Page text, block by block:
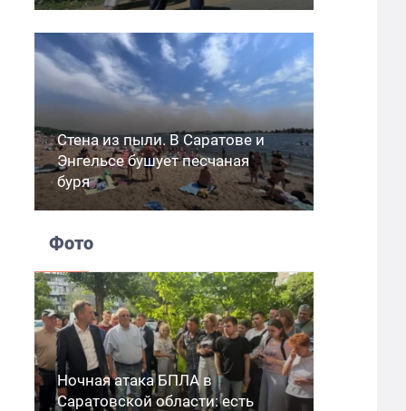
Стена из пыли. В Саратове и
Энгельсе бушует песчаная
буря
Фото
Ночная атака БПЛА в
Саратовской области: есть